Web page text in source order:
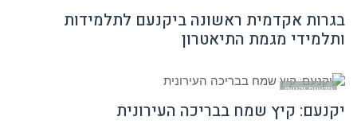
בגרות אקדמית ראשונה ביקנעם לתלמידות
ותלמידי מגמת התיאטרון
חדשות יקנעם
יקנעם: קיץ שמח בבריכה העירונית